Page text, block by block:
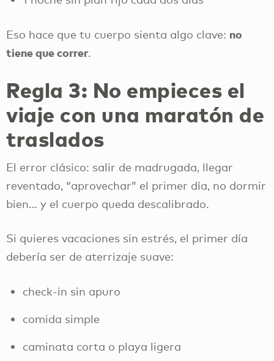
Eso hace que tu cuerpo sienta algo clave: no
tiene que correr.
Regla 3: No empieces el
viaje con una maratón de
traslados
El error clásico: salir de madrugada, llegar
reventado, “aprovechar” el primer día, no dormir
bien… y el cuerpo queda descalibrado.
Si quieres vacaciones sin estrés, el primer día
debería ser de aterrizaje suave:
check-in sin apuro
comida simple
caminata corta o playa ligera